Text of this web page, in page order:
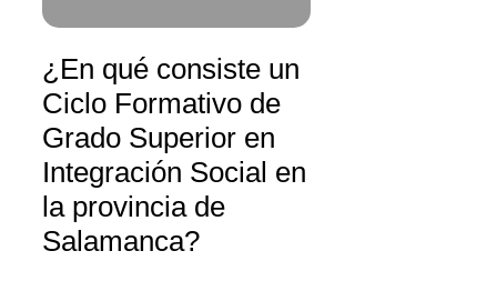
¿En qué consiste un
Ciclo Formativo de
Grado Superior en
Integración Social en
la provincia de
Salamanca?